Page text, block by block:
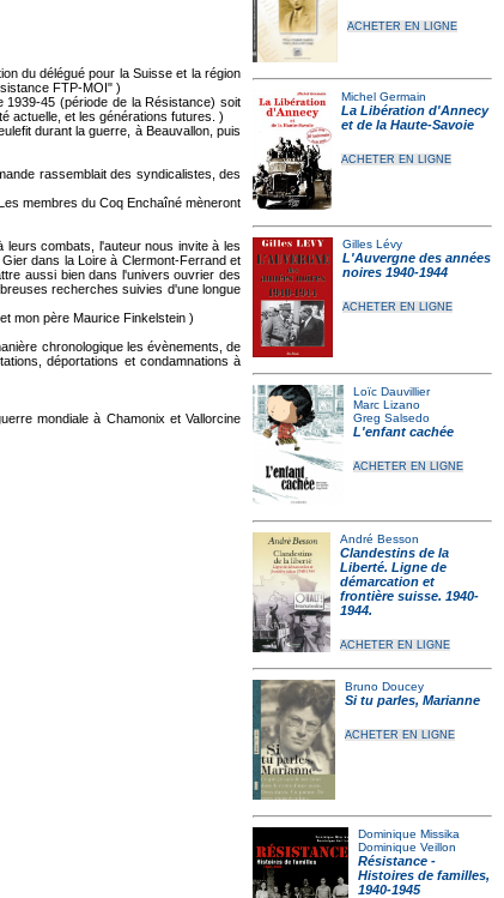
ACHETER EN LIGNE
Michel Germain
La Libération d'Annecy
et de la Haute-Savoie
ACHETER EN LIGNE
Gilles Lévy
L'Auvergne des années
noires 1940-1944
ACHETER EN LIGNE
Loïc Dauvillier
Marc Lizano
Greg Salsedo
L'enfant cachée
ACHETER EN LIGNE
André Besson
Clandestins de la
Liberté. Ligne de
démarcation et
frontière suisse. 1940-
1944.
ACHETER EN LIGNE
Bruno Doucey
Si tu parles, Marianne
ACHETER EN LIGNE
Dominique Missika
Dominique Veillon
Résistance -
Histoires de familles,
1940-1945
du délégué pour la Suisse et la région
FTP-MOI" )
45 (période de la Résistance) soit
actuelle, et les générations futures. )
durant la guerre, à Beauvallon, puis
rassemblait des syndicalistes, des
membres du Coq Enchaîné mèneront
combats, l'auteur nous invite à les
dans la Loire à Clermont-Ferrand et
aussi bien dans l'univers ouvrier des
recherches suivies d'une longue
mon père Maurice Finkelstein )
chronologique les évènements, de
déportations et condamnations à
mondiale à Chamonix et Vallorcine